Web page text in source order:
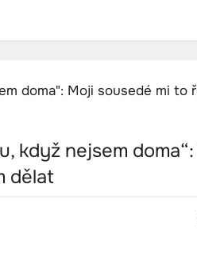
když nejsem
dělat